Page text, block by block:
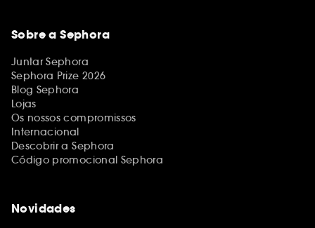
Sobre a Sephora
Juntar Sephora
Sephora Prize 2026
Blog Sephora
Lojas
Os nossos compromissos
Internacional
Descobrir a Sephora
Código promocional Sephora
Novidades